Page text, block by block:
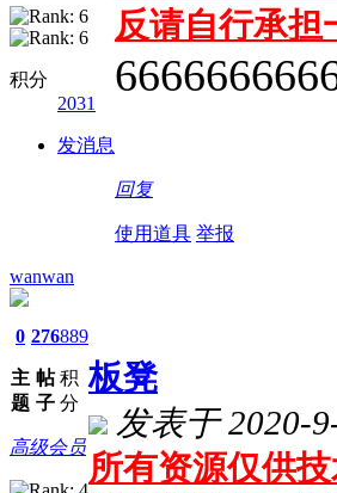
积分
2031
发消息
反请自行承担
回复
使用道具 举报
wanwan
0
主
题
276
帖
子
889
积
分
高级会员
板凳
发表于 2020-
所有资源仅供